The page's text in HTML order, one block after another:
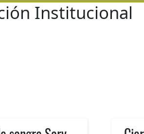
Institucional